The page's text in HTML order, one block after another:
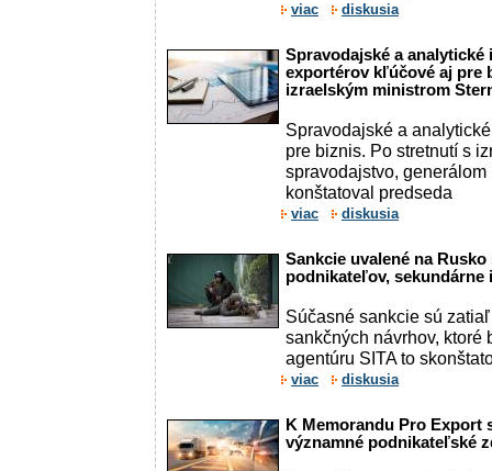
viac diskusia
Spravodajské a
exportérov kľúčové aj pre
izraelským ministrom
Spravodajské a
pre biznis. Po stretnutí s
spravodajstvo,
konštatoval predseda
viac diskusia
Sankcie uvalené na
podnikateľov, sekundárne
Súčasné sankcie sú
sankčných návrhov, ktoré
agentúru SITA to
viac diskusia
K Memorandu Pro Export
významné podnikateľské